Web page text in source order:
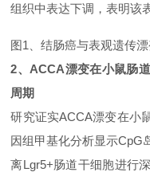
组织中表达下调，表明该
图1 、结肠癌与表观遗传
2、 ACCA漂变在小鼠肠
周期
研究证实ACCA漂变在小
因组甲基化分析显示CpG
离Lgr5+肠道干细胞进行